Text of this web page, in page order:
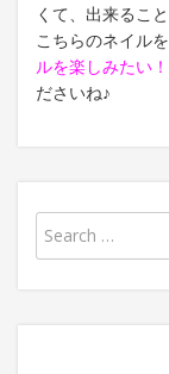
くて、出来るこ
こちらのネイル
ルを楽しみたい！
ださいね♪